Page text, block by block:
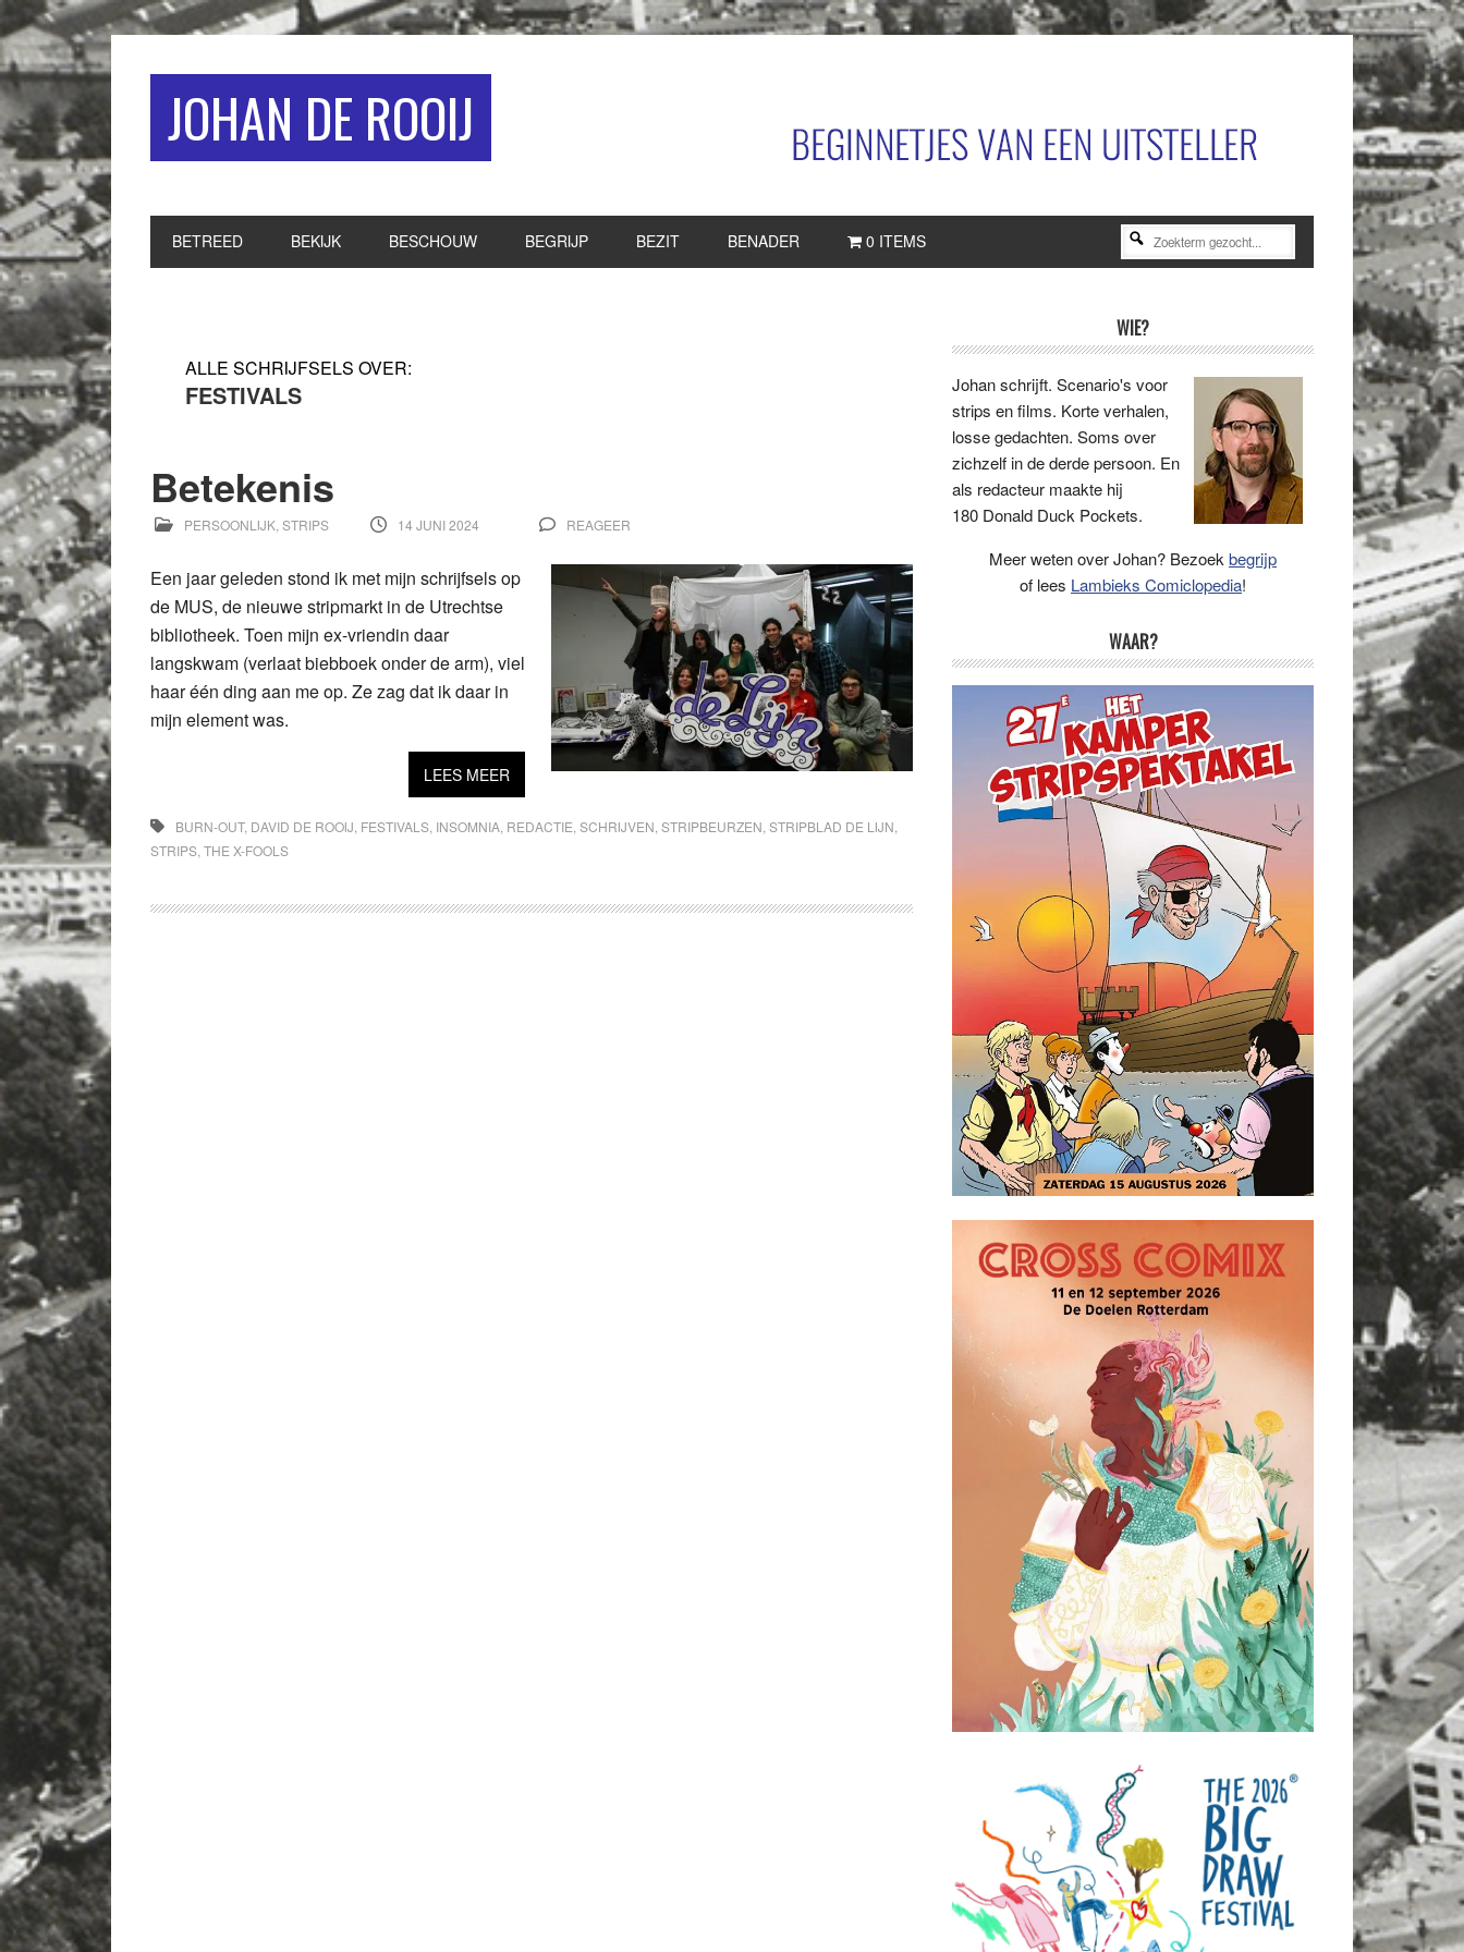
Spring
naar
de
hoofdnavigatie
Door
naar
de
hoofd
inhoud
Spring
naar
de
eerste
sidebar
JOHAN DE ROOIJ
BETREED BEKIJK BESCHOUW BEGRIJP BEZIT BENADER 0 ITEMS Zoekterm
gezocht...
FESTIVALS
Betekenis
PERSOONLIJK STRIPS 14 JUNI 2024 REAGEER
Een jaar geleden stond ik met mijn schrijfsels op
de MUS, de nieuwe stripmarkt in de Utrechtse
bibliotheek. Toen mijn ex-vriendin daar
langskwam (verlaat biebboek onder de arm), viel
haar één ding aan me op. Ze zag dat ik daar in
mijn element was.
LEES MEER
BURN-OUT, DAVID DE ROOIJ FESTIVALS INSOMNIA REDACTIE SCHRIJVEN STRIPBEURZEN STRIPBLAD DE LIJN
STRIPS THE X-FOOLS
Sidebar
WIE?
Johan schrijft. Scenario's voor
strips en films. Korte verhalen,
losse gedachten. Soms over
zichzelf in de derde persoon. En
als redacteur maakte hij
180 Donald Duck Pockets.
Meer weten over Johan? Bezoek begrijp
of lees Lambieks Comiclopedia!
WAAR?